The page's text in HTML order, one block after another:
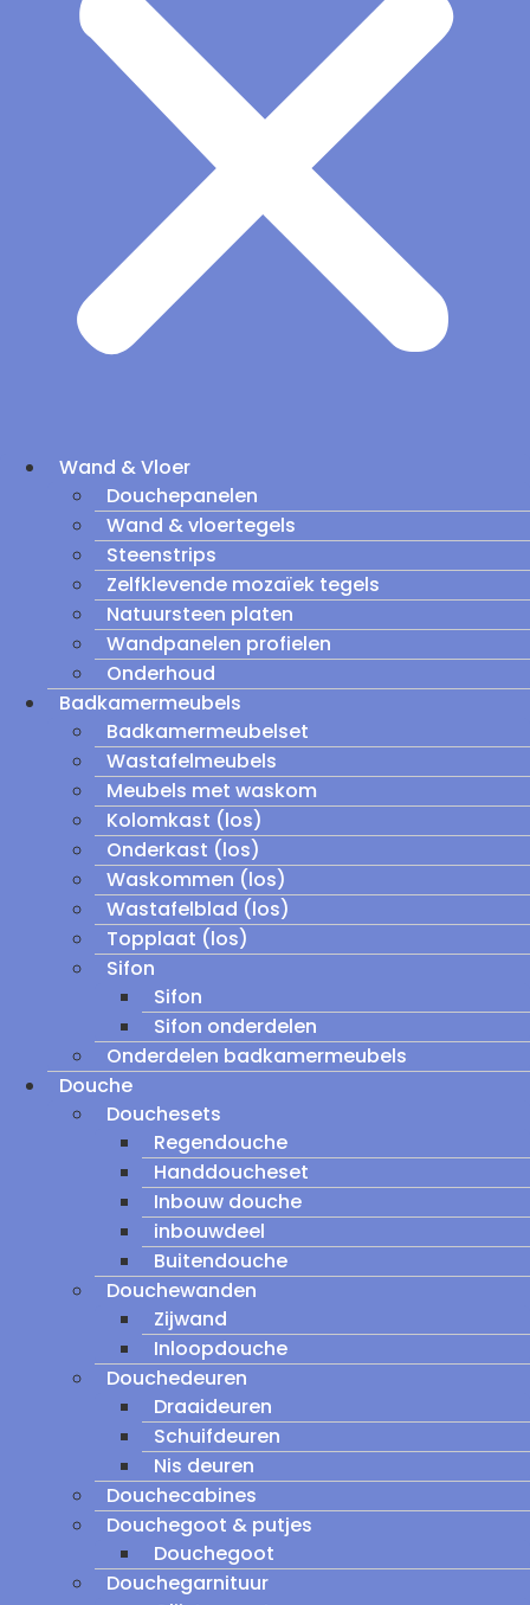
Wand & Vloer
Douchepanelen
Wand & vloertegels
Steenstrips
Zelfklevende mozaïek tegels
Natuursteen platen
Wandpanelen profielen
Onderhoud
Badkamermeubels
Badkamermeubelset
Wastafelmeubels
Meubels met waskom
Kolomkast (los)
Onderkast (los)
Waskommen (los)
Wastafelblad (los)
Topplaat (los)
Sifon
Sifon
Sifon onderdelen
Onderdelen badkamermeubels
Douche
Douchesets
Regendouche
Handdoucheset
Inbouw douche
inbouwdeel
Buitendouche
Douchewanden
Zijwand
Inloopdouche
Douchedeuren
Draaideuren
Schuifdeuren
Nis deuren
Douchecabines
Douchegoot & putjes
Douchegoot
Douchegarnituur